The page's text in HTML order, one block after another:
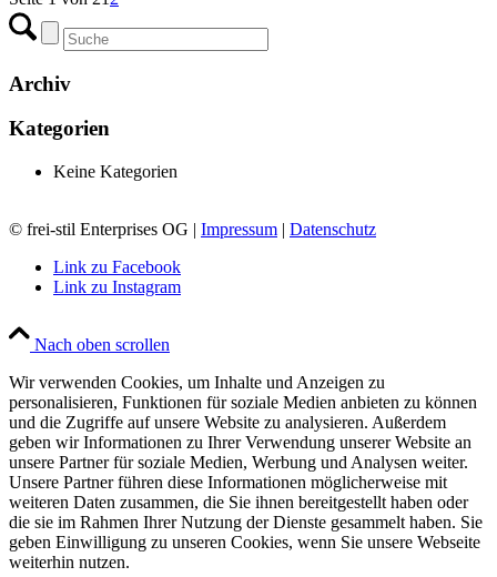
Archiv
Kategorien
Keine Kategorien
© frei-stil Enterprises OG | Impressum | Datenschutz
Link zu Facebook
Link zu Instagram
Nach oben scrollen
Wir verwenden Cookies, um Inhalte und Anzeigen zu
personalisieren, Funktionen für soziale Medien anbieten zu können
und die Zugriffe auf unsere Website zu analysieren. Außerdem
geben wir Informationen zu Ihrer Verwendung unserer Website an
unsere Partner für soziale Medien, Werbung und Analysen weiter.
Unsere Partner führen diese Informationen möglicherweise mit
weiteren Daten zusammen, die Sie ihnen bereitgestellt haben oder
die sie im Rahmen Ihrer Nutzung der Dienste gesammelt haben. Sie
geben Einwilligung zu unseren Cookies, wenn Sie unsere Webseite
weiterhin nutzen.